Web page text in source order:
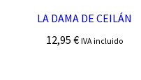
LA DAMA DE CEILÁN
12,95€ IVA incluido